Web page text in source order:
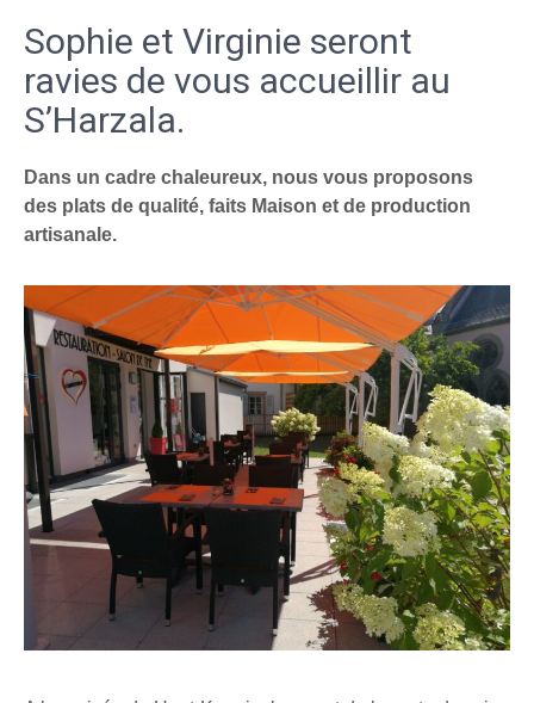
Sophie et Virginie seront
ravies de vous accueillir au
S’Harzala.
Dans un cadre chaleureux, nous vous proposons
des plats de qualité, faits Maison et de production
artisanale.